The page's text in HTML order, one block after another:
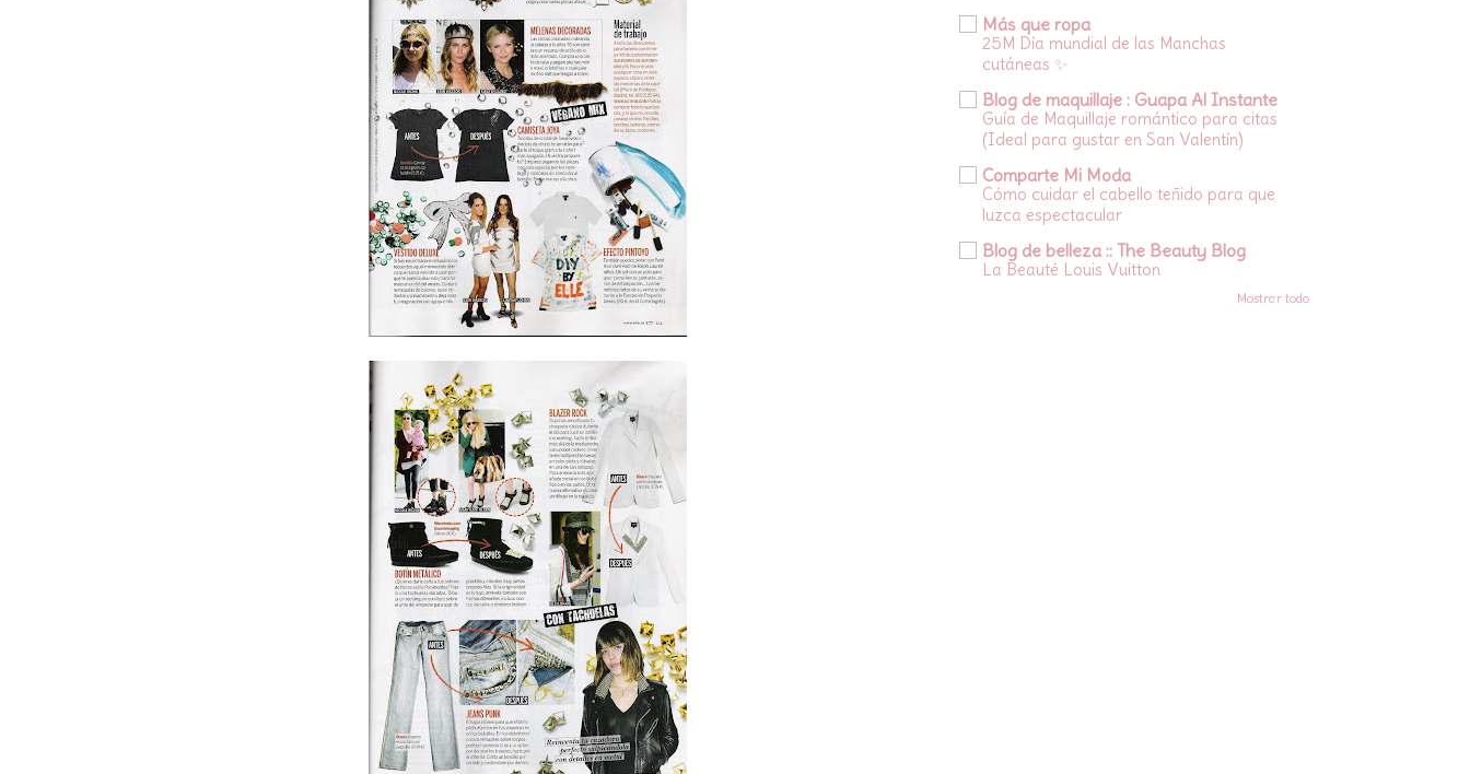
Más que ropa
25M Día mundial de las Manchas
cutáneas ✨
Blog de maquillaje : Guapa Al Instante
Guía de Maquillaje romántico para citas
(Ideal para gustar en San Valentín)
Comparte Mi Moda
Cómo cuidar el cabello teñido para que
luzca espectacular
Blog de belleza :: The Beauty Blog
La Beauté Louis Vuitton
Mostrar todo